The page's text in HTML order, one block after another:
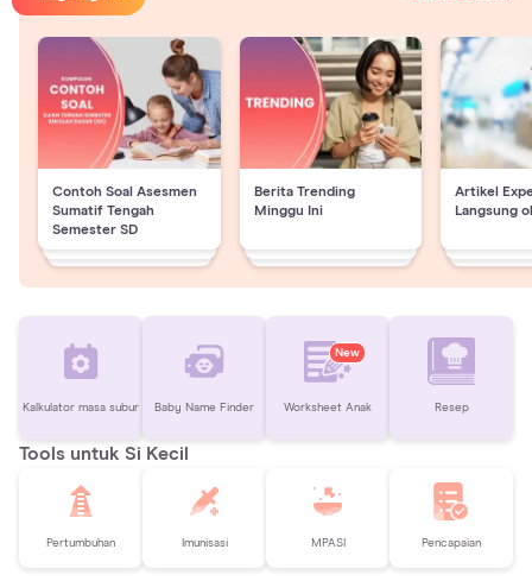
Contoh Soal Asesmen
Sumatif Tengah
Semester SD
Berita Trending
Minggu Ini
Artikel
Langsung
Kalkulator masa subur Baby Name Finder
New
Worksheet Anak Resep
Tools untuk Si Kecil
Pertumbuhan Imunisasi MPASI Pencapaian